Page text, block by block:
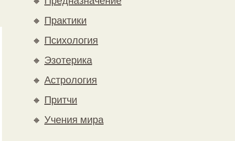
🔸 Практики
🔸 Психология
🔸 Эзотерика
🔸 Астрология
🔸 Притчи
🔸 Учения мира